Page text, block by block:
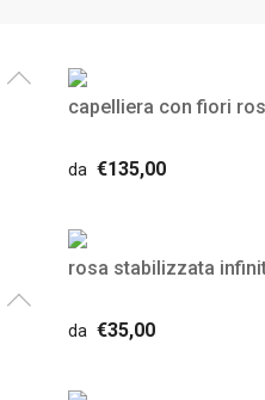
capelliera con fiori
da€135,00
rosa stabilizzata
da€35,00